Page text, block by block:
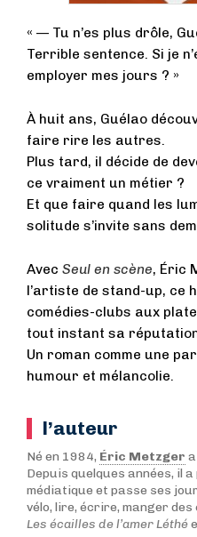
« — Tu n’es plus drôle,
Terrible sentence. Si je
employer mes jours ? »
À huit ans, Guélao
faire rire les autres.
Plus tard, il décide de
ce vraiment un métier ?
Et que faire quand les
solitude s’invite sans
Avec Seul en scène, Éric
l’artiste de stand-up, ce
comédies-clubs aux
tout instant sa
Un roman comme une
humour et mélancolie.
l’auteur
Né en 1984, Éric Metzger
Depuis quelques années, il
médiatique et passe ses
vélo, lire, écrire, manger
Les écailles de l’amer Léthé